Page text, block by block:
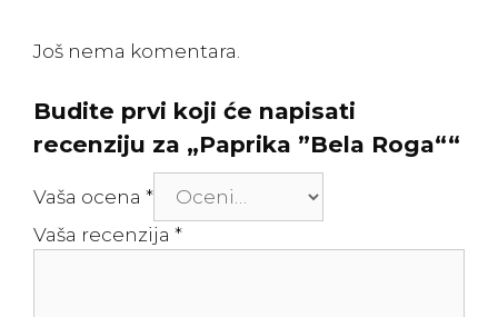
Još nema komentara.
Budite prvi koji će napisati
recenziju za „Paprika ”Bela Roga““
Vaša ocena *
Vaša recenzija *